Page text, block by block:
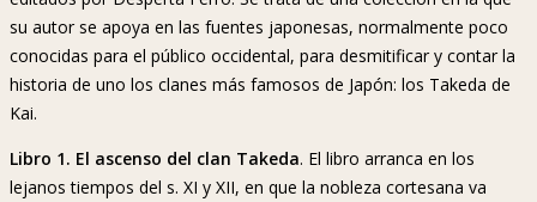
su autor se apoya en las fuentes japonesas, normalmente poco
conocidas para el público occidental, para desmitificar y contar la
historia de uno los clanes más famosos de Japón: los Takeda de
Kai.
Libro 1. El ascenso del clan Takeda. El libro arranca en los
lejanos tiempos del s. XI y XII, en que la nobleza cortesana va